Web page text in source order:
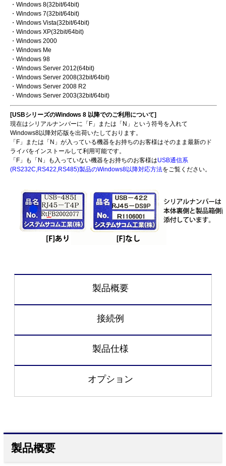
・Windows 8(32bit/64bit)
・Windows 7(32bit/64bit)
・Windows Vista(32bit/64bit)
・Windows XP(32bit/64bit)
・Windows 2000
・Windows Me
・Windows 98
・Windows Server 2012(64bit)
・Windows Server 2008(32bit/64bit)
・Windows Server 2008 R2
・Windows Server 2003(32bit/64bit)
[USBシリーズのWindows 8 以降でのご利用について]
現在はシリアルナンバーに「F」または「N」という符号を入れて
Windows8以降対応版を出荷いたしております。
「F」または「N」が入っている機器をお持ちのお客様はそのまま最新のド
ライバをインストールして利用可能です。
「F」も「N」も入っていない機器をお持ちのお客様はUSB通信系
(RS232C,RS422,RS485)製品のWindows8以降対応方法をご覧ください。
製品概要
接続例
製品仕様
オプション
製品概要